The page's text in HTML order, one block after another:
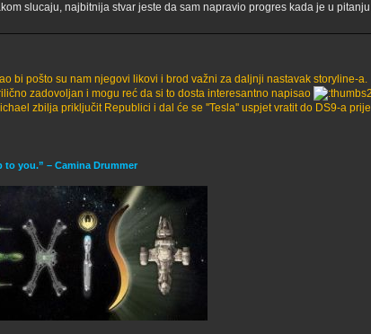
slucaju, najbitnija stvar jeste da sam napravio progres kada je u pitanju
bi pošto su nam njegovi likovi i brod važni za daljnji nastavak storyline-a.
zadovoljan i mogu reć da si to dosta interesantno napisao
zbilja priključit Republici i dal će se ''Tesla'' uspjet vratit do DS9-a prije
you.” – Camina Drummer